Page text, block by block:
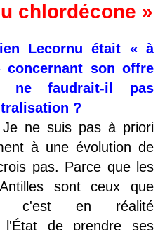
chlordécone »
Lecornu était « à
son offre
ne faudrait-il pas
?
ne suis pas à priori
à une évolution de
pas. Parce que les
sont ceux que
c'est en réalité
l'État de prendre ses